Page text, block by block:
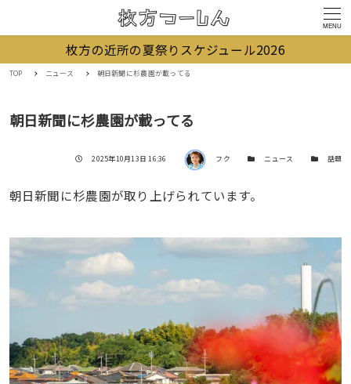
MENU
枚方の近所の夏祭りスケジュール2026
TOP ニュース 朝日新聞に杉農園が載ってる
朝日新聞に杉農園が載ってる
投稿日
2025年10月13日 16:36 著者 フク カテゴリー
ニュース カテゴリー
話題
朝日新聞に杉農園が取り上げられています。